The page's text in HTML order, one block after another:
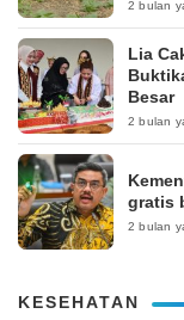
2 bulan
Lia
Besar
2 bulan
gratis
2 bulan
KESEHATAN